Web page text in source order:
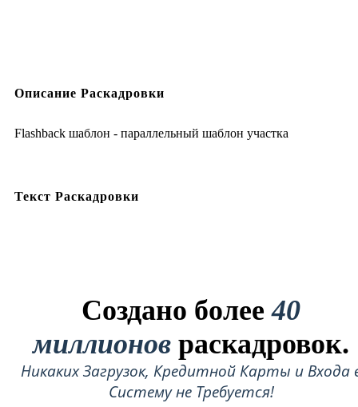
Описание Раскадровки
Flashback шаблон - параллельный шаблон участка
Текст Раскадровки
Создано более40
миллионов раскадровок.
Никаких Загрузок, Кредитной Карты и Входа
Систему не Требуется!